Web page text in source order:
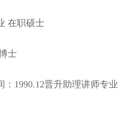
在职硕士
士
1990.12晋升助理讲师专业